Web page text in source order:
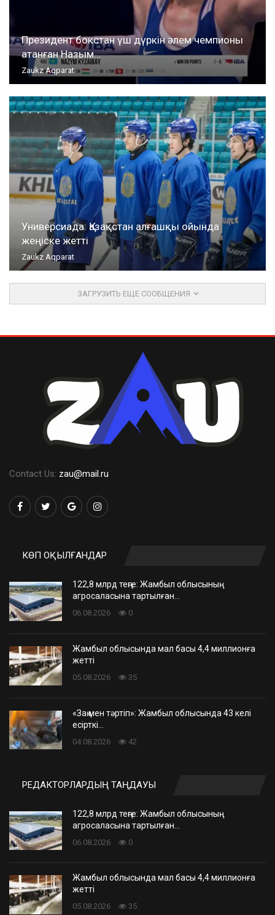
Президент бокстан үш дүркін әлем чемпионы
атанған Назым…
Zaukz Aqparat
Универсиада: Қазақстан алғашқы ойында
жеңіске жетті
Zaukz Aqparat
ЗАГРУЗИТЬ ЕЩЕ СООБЩЕНИЯ
Contact Us: zau@mail.ru
КӨП ОҚЫЛҒАНДАР
122,8 млрд теңге: Жамбыл облысының
агросаласына тартылған…
06.08.2026 0
Жамбыл облысында мал басы 4,4 миллионға
жетті
05.08.2026 35
«Заң мен тәртіп»: Жамбыл облысында 43 келі
есірткі…
04.08.2026 42
РЕДАКТОРЛАРДЫҢ ТАҢДАУЫ
122,8 млрд теңге: Жамбыл облысының
агросаласына тартылған…
06.08.2026 0
Жамбыл облысында мал басы 4,4 миллионға
жетті
05.08.2026 35